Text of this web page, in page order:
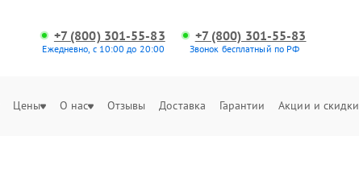
+7 (800) 301-55-83
Ежедневно, с 10:00 до 20:00
+7 (800) 301-55-83
Звонок бесплатный по РФ
Цены О нас Отзывы Доставка Гарантии Акции и скидки